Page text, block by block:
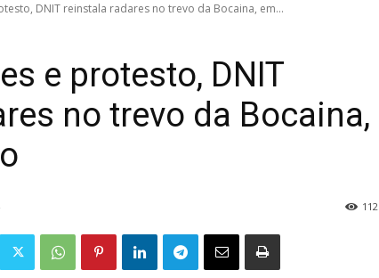
DNIT reinstala radares no trevo da Bocaina, em...
e protesto, DNIT
no trevo da Bocaina,
112